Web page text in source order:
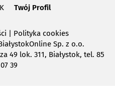
Twój Profil
Polityka cookies
Sp. z o.o.
49 lok. 311, Białystok, tel. 85
39